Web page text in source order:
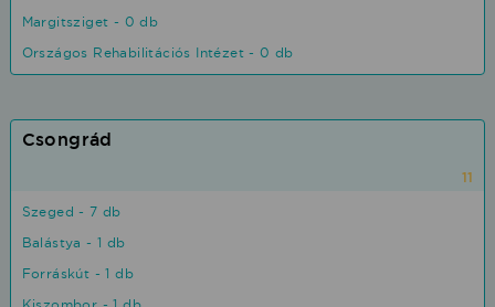
Margitsziget - 0 db
Országos Rehabilitációs Intézet - 0 db
Csongrád
11
Szeged - 7 db
Balástya - 1 db
Forráskút - 1 db